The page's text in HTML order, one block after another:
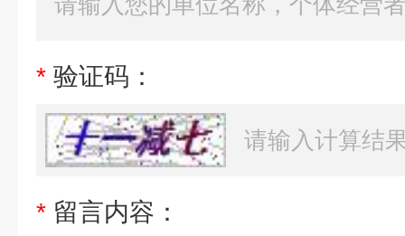
* 验证码：
* 留言内容：